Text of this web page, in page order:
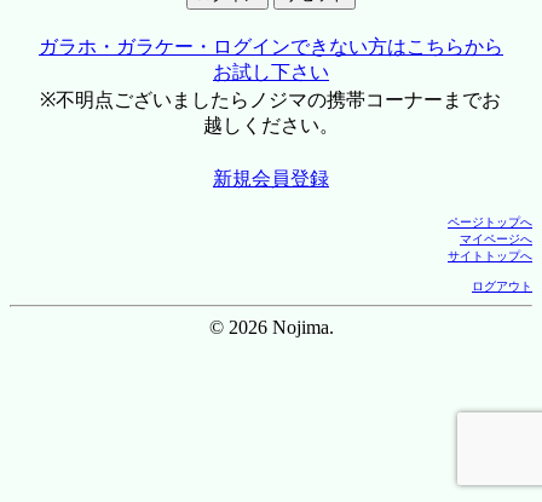
ガラホ・ガラケー・ログインできない方はこちらから
お試し下さい
※不明点ございましたらノジマの携帯コーナーまでお
越しください。
新規会員登録
ページトップへ
マイページへ
サイトトップへ
ログアウト
© 2026 Nojima.